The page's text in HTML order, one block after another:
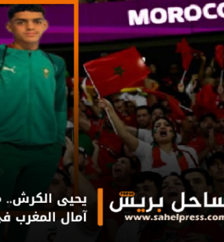
16:53 أمن الداخلة يوقف مبحوثا عنه
16:42 الداخلة.. مواطن يفضح غياب صيدليات
12:03 وفد أمريكي رفيع يحل بمقر
09:51 الداخلة في صدارة الجهات المغربية